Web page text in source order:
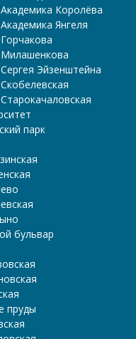
Королёва
Янгеля
Эйзенштейна
парк
бульвар
пруды